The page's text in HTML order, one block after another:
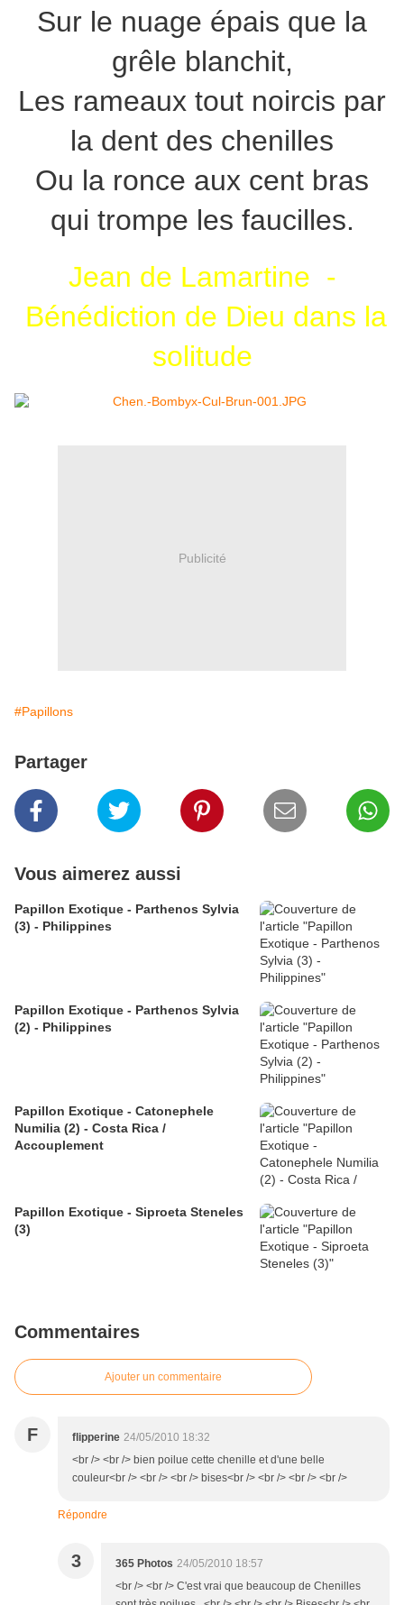
Sur le nuage épais que la
grêle blanchit,
Les rameaux tout noircis par
la dent des chenilles
Ou la ronce aux cent bras
qui trompe les faucilles.
Jean de Lamartine -
Bénédiction de Dieu dans la
solitude
Publicité
#Papillons
Partager
Vous aimerez aussi
Papillon Exotique - Parthenos Sylvia
(3) - Philippines
Papillon Exotique - Parthenos Sylvia
(2) - Philippines
Papillon Exotique - Catonephele
Numilia (2) - Costa Rica /
Accouplement
Papillon Exotique - Siproeta Steneles
(3)
Commentaires
Ajouter un commentaire
F flipperine 24/05/2010 18:32
<br /> <br /> bien poilue cette chenille et d'une belle
couleur<br /> <br /> <br /> bises<br /> <br /> <br /> <br />
Répondre
3 365 Photos 24/05/2010 18:57
<br /> <br /> C'est vrai que beaucoup de Chenilles